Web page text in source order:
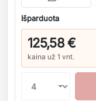
Išparduota
125,58 €
kaina už 1 vnt.